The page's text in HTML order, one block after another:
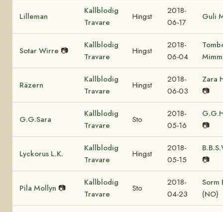
Lilleman
Kallblodig
Travare
Hingst
2018-
06-17
Guli
Sotar Wirre 📷
Kallblodig
Travare
Hingst
2018-
06-04
Räzern
Kallblodig
Travare
Hingst
2018-
06-03
Zara
📷
G.G.Sara
Kallblodig
Travare
Sto
2018-
05-16
📷
Lyckorus L.K.
Kallblodig
Travare
Hingst
2018-
05-15
📷
Pila Mollyn 📷
Kallblodig
Travare
Sto
2018-
04-23
Sorm
(NO)